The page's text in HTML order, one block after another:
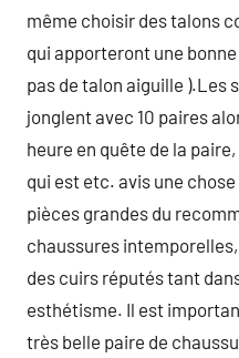
même choisir des talons
qui apporteront une
pas de talon aiguille ).Les
jonglent avec 10 paires
heure en quête de la
qui est etc. avis une chose
pièces grandes du
chaussures
des cuirs réputés tant
esthétisme. Il est
très belle paire de